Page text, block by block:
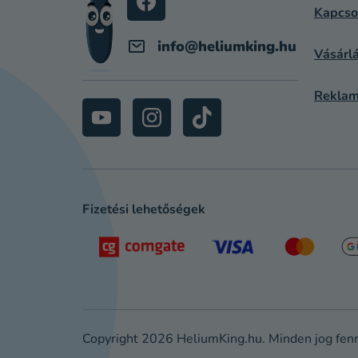
info@heliumking.hu
Fizetési lehetőségek
Copyright 2026 HeliumKing.hu. Minden jog